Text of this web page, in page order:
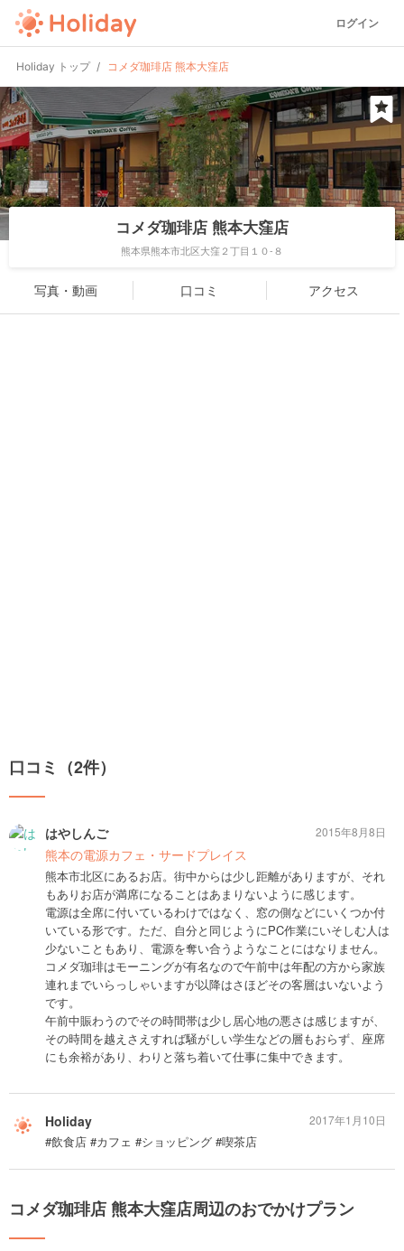
ログイン
Holiday トップ コメダ珈琲店 熊本大窪店
コメダ珈琲店 熊本大窪店
熊本県熊本市北区大窪２丁目１０-８
写真・動画 口コミ アクセス
口コミ（2件）
はやしんご
熊本の電源カフェ・サードプレイス
熊本市北区にあるお店。街中からは少し距離がありますが、それ
もありお店が満席になることはあまりないように感じます。
電源は全席に付いているわけではなく、窓の側などにいくつか付
いている形です。ただ、自分と同じようにPC作業にいそしむ人は
少ないこともあり、電源を奪い合うようなことにはなりません。
コメダ珈琲はモーニングが有名なので午前中は年配の方から家族
連れまでいらっしゃいますが以降はさほどその客層はいないよう
です。
午前中賑わうのでその時間帯は少し居心地の悪さは感じますが、
その時間を越えさえすれば騒がしい学生などの層もおらず、座席
にも余裕があり、わりと落ち着いて仕事に集中できます。
2015年8月8日
Holiday
#飲食店 #カフェ #ショッピング #喫茶店
2017年1月10日
コメダ珈琲店 熊本大窪店周辺のおでかけプラン